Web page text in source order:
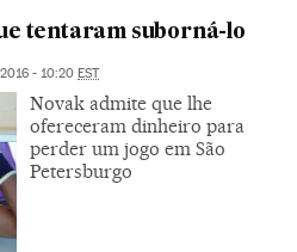
tentaram suborná-lo
- 10:20 EST
Novak admite que lhe
ofereceram dinheiro para
perder um jogo em São
Petersburgo